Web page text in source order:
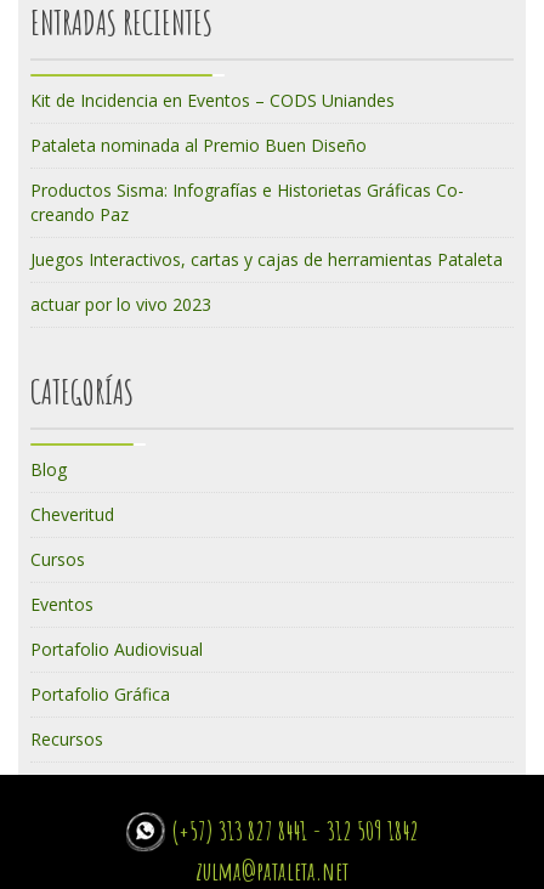
ENTRADAS RECIENTES
Kit de Incidencia en Eventos – CODS Uniandes
Pataleta nominada al Premio Buen Diseño
Productos Sisma: Infografías e Historietas Gráficas Co-
creando Paz
Juegos Interactivos, cartas y cajas de herramientas Pataleta
actuar por lo vivo 2023
CATEGORÍAS
Blog
Cheveritud
Cursos
Eventos
Portafolio Audiovisual
Portafolio Gráfica
Recursos
(+57) 313 827 8441 - 312 509 1842
zulma@pataleta.net